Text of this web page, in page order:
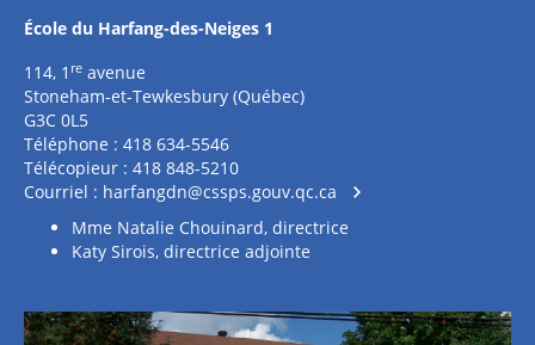
École du Harfang-des-Neiges 1
114, 1 re avenue
Stoneham-et-Tewkesbury (Québec)
G3C 0L5
Téléphone : 418 634-5546
Télécopieur : 418 848-5210
Courriel : harfangdn@cssps.gouv.qc.ca
Mme Natalie Chouinard, directrice
Katy Sirois, directrice adjointe